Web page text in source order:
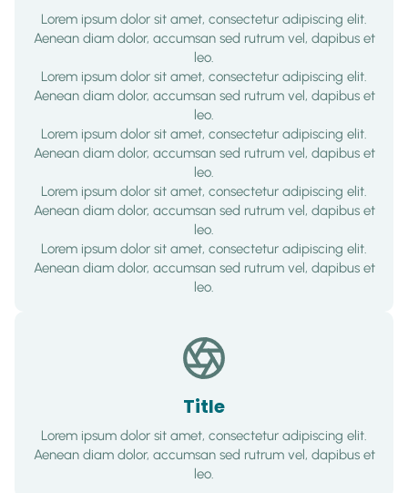
Lorem ipsum dolor sit amet, consectetur adipiscing elit.
Aenean diam dolor, accumsan sed rutrum vel, dapibus et
leo.
Lorem ipsum dolor sit amet, consectetur adipiscing elit.
Aenean diam dolor, accumsan sed rutrum vel, dapibus et
leo.
Lorem ipsum dolor sit amet, consectetur adipiscing elit.
Aenean diam dolor, accumsan sed rutrum vel, dapibus et
leo.
Lorem ipsum dolor sit amet, consectetur adipiscing elit.
Aenean diam dolor, accumsan sed rutrum vel, dapibus et
leo.
Lorem ipsum dolor sit amet, consectetur adipiscing elit.
Aenean diam dolor, accumsan sed rutrum vel, dapibus et
leo.
Title
Lorem ipsum dolor sit amet, consectetur adipiscing elit.
Aenean diam dolor, accumsan sed rutrum vel, dapibus et
leo.